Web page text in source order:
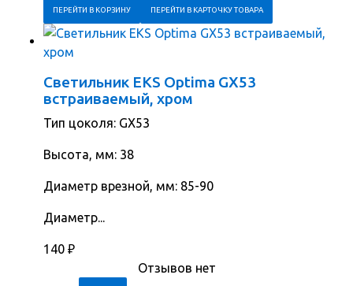
ПЕРЕЙТИ В КОРЗИНУ ПЕРЕЙТИ В КАРТОЧКУ ТОВАРА
Светильник EKS Optima GX53
встраиваемый, хром
Тип цоколя: GX53
Высота, мм: 38
Диаметр врезной, мм: 85-90
Диаметр...
140 ₽
Отзывов нет